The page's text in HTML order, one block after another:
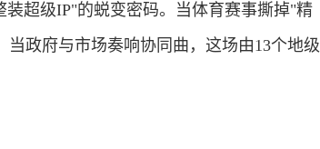
超级IP"的蜕变密码。当体育赛事撕掉"精
政府与市场奏响协同曲，这场由13个地级